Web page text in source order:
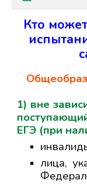
Кто
1) вне
ЕГЭ (при
лица,